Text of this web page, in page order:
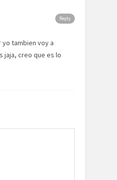
Reply
yo tambien voy a
jaja, creo que es lo